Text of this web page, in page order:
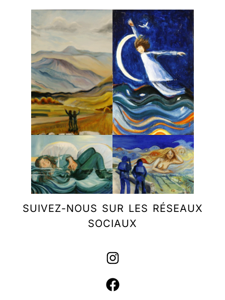
SUIVEZ-NOUS SUR LES RÉSEAUX
SOCIAUX